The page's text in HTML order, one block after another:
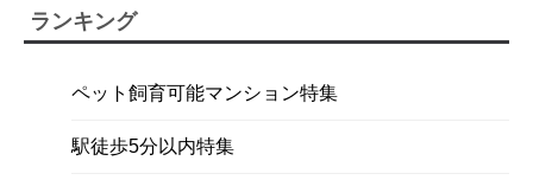
ランキング
ペット飼育可能マンション特集
駅徒歩5分以内特集